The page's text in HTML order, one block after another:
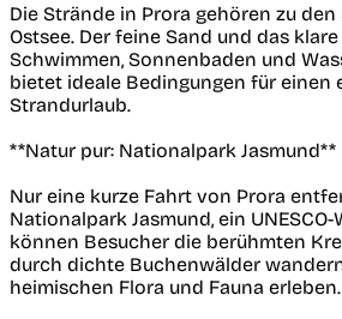
Die Strände in Prora gehören zu
Ostsee. Der feine Sand und das
Schwimmen, Sonnenbaden und
bietet ideale Bedingungen für einen
Strandurlaub.
**Natur pur: Nationalpark Jasmund**
Nur eine kurze Fahrt von Prora
Nationalpark Jasmund, ein
können Besucher die berühmten
durch dichte Buchenwälder
heimischen Flora und Fauna erleben.